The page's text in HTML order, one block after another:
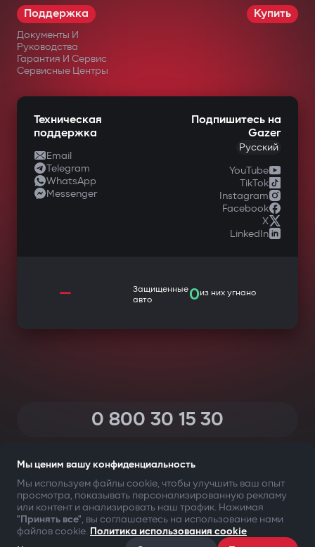
Поддержка
Документы И
Руководства
Гарантия И Сервис
Сервисные Центры
Купить
Техническая
поддержка
Email
Telegram
WhatsApp
Messenger
Подпишитесь на
Gazer
Русский
YouTube
TikTok
Instagram
Facebook
X
LinkedIn
—
Защищенные
авто
0из них угнано
0 800 30 15 30
ТВОЯ БЕЗОПАСНОСТЬ ПРЕЖДЕ ВСЕГО
©2009-2026Gazer Limited (UK) All rights reserved
Мы ценим вашу конфиденциальность
Мы используем файлы cookie, чтобы улучшить ваш опыт
просмотра, показывать персонализированную рекламу
или контент и анализировать наш трафик. Нажимая
"Принять все", вы соглашаетесь на использование нами
файлов cookie. Политика использования cookie